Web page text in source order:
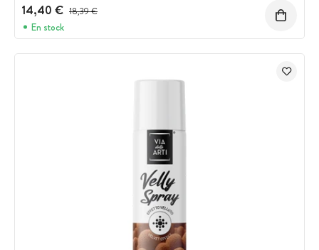
14,40 € Precio antes del descuento
18,39 €
En stock